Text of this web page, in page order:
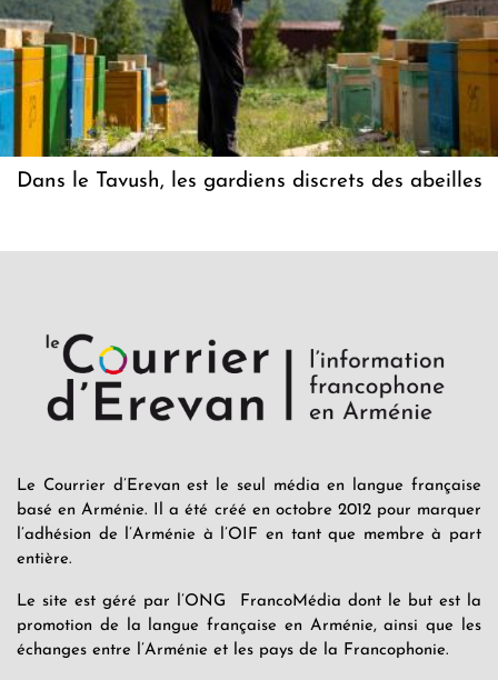
Dans le Tavush, les gardiens discrets des abeilles
Le Courrier d’Erevan est le seul média en langue française
basé en Arménie. Il a été créé en octobre 2012 pour marquer
l’adhésion de l’Arménie à l’OIF en tant que membre à part
entière.
Le site est géré par l’ONG FrancoMédia dont le but est la
promotion de la langue française en Arménie, ainsi que les
échanges entre l’Arménie et les pays de la Francophonie.